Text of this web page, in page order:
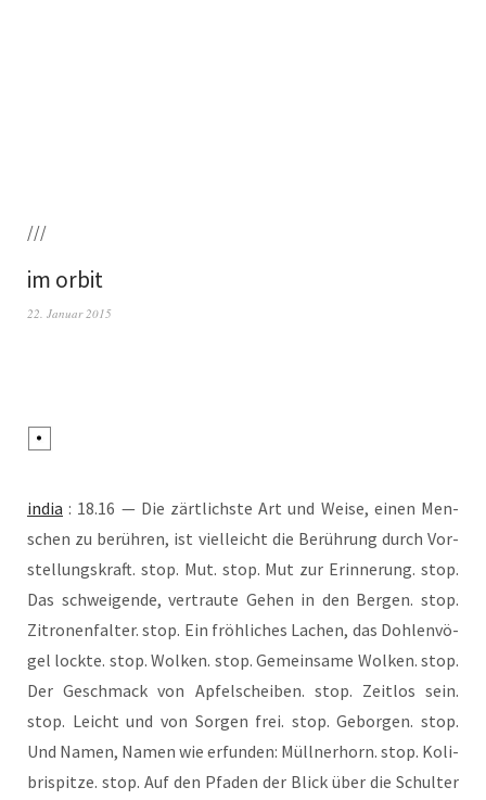
///
im orbit
22. Januar 2015
india : 18.16 — Die zärt­lichs­te Art und Wei­se, einen Men­
schen zu berüh­ren, ist viel­leicht die Berüh­rung durch Vor­
stel­lungs­kraft. stop. Mut. stop. Mut zur Erin­ne­rung. stop.
Das schwei­gen­de, ver­trau­te Gehen in den Ber­gen. stop.
Zitro­nen­fal­ter. stop. Ein fröh­li­ches Lachen, das Doh­len­vö­
gel lock­te. stop. Wol­ken. stop. Gemein­sa­me Wol­ken. stop.
Der Geschmack von Apfel­schei­ben. stop. Zeit­los sein.
stop. Leicht und von Sor­gen frei. stop. Gebor­gen. stop.
Und Namen, Namen wie erfun­den: Müll­ner­horn. stop. Koli­
brispit­ze. stop. Auf den Pfa­den der Blick über die Schul­ter